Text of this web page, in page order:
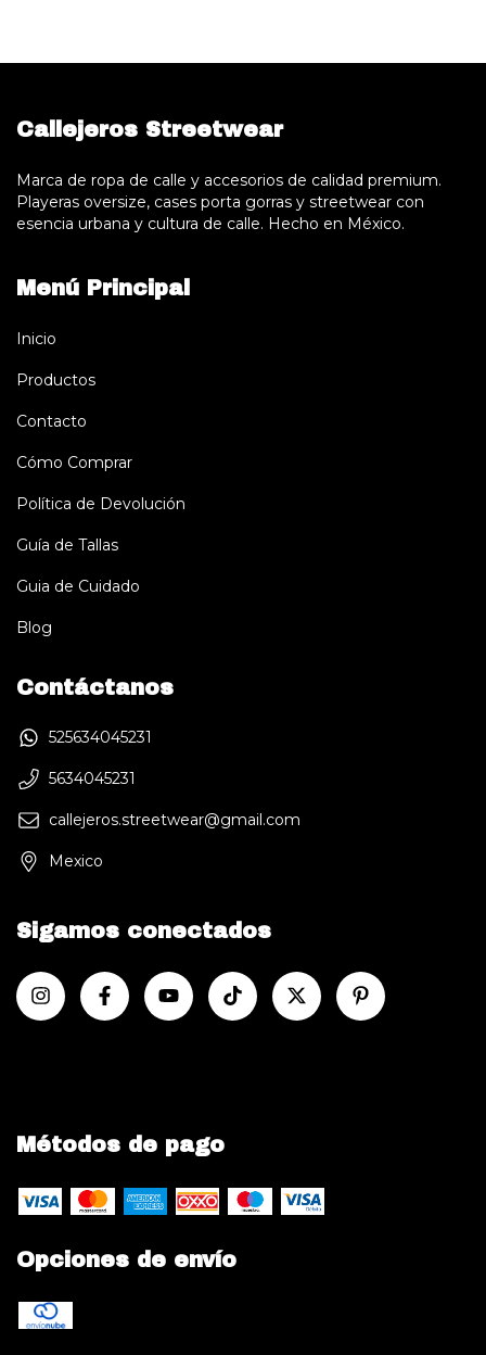
Callejeros Streetwear
Marca de ropa de calle y accesorios de calidad premium.
Playeras oversize, cases porta gorras y streetwear con
esencia urbana y cultura de calle. Hecho en México.
Menú Principal
Inicio
Productos
Contacto
Cómo Comprar
Política de Devolución
Guía de Tallas
Guia de Cuidado
Blog
Contáctanos
525634045231
5634045231
callejeros.streetwear@gmail.com
Mexico
Sigamos conectados
Métodos de pago
Opciones de envío